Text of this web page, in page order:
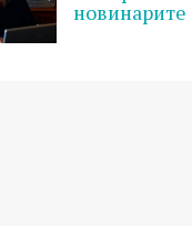
новинарите